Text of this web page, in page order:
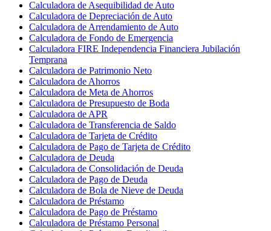
Calculadora de Asequibilidad de Auto
Calculadora de Depreciación de Auto
Calculadora de Arrendamiento de Auto
Calculadora de Fondo de Emergencia
Calculadora FIRE Independencia Financiera Jubilación
Temprana
Calculadora de Patrimonio Neto
Calculadora de Ahorros
Calculadora de Meta de Ahorros
Calculadora de Presupuesto de Boda
Calculadora de APR
Calculadora de Transferencia de Saldo
Calculadora de Tarjeta de Crédito
Calculadora de Pago de Tarjeta de Crédito
Calculadora de Deuda
Calculadora de Consolidación de Deuda
Calculadora de Pago de Deuda
Calculadora de Bola de Nieve de Deuda
Calculadora de Préstamo
Calculadora de Pago de Préstamo
Calculadora de Préstamo Personal